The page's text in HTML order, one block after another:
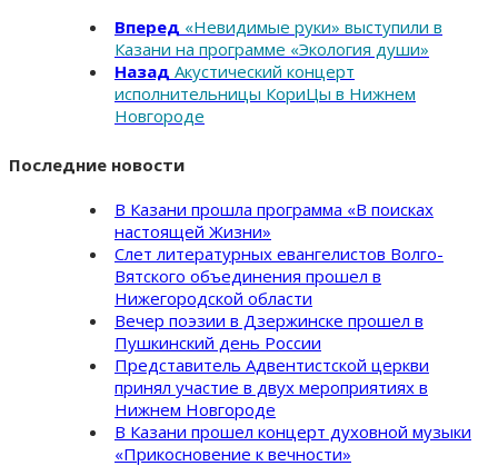
Вперед «Невидимые руки» выступили в
Казани на программе «Экология души»
Назад Акустический концерт
исполнительницы КориЦы в Нижнем
Новгороде
Последние новости
В Казани прошла программа «В поисках
настоящей Жизни»
Слет литературных евангелистов Волго-
Вятского объединения прошел в
Нижегородской области
Вечер поэзии в Дзержинске прошел в
Пушкинский день России
Представитель Адвентистской церкви
принял участие в двух мероприятиях в
Нижнем Новгороде
В Казани прошел концерт духовной музыки
«Прикосновение к вечности»